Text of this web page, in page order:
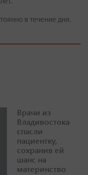
в течение дня.
Врачи из
Владивостока
спасли
пациентку,
сохранив ей
шанс на
материнство